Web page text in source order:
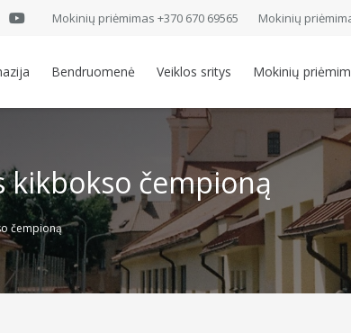
Mokinių priėmimas +370 670 69565 Mokinių
Bendruomenė Veiklos sritys Mokinių
kikbokso čempioną
čempioną